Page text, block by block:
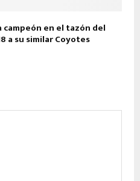
campeón en el tazón del
a su similar Coyotes